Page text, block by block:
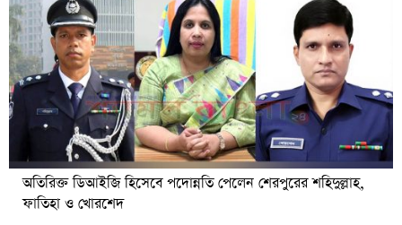
অতিরিক্ত ডিআইজি হিসেবে পদোন্নতি পেলেন শেরপুরের শহিদুল্লাহ,
ফাতিহা ও খোরশেদ